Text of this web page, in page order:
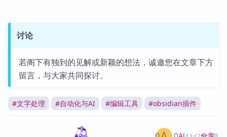
讨论
若阁下有独到的见解或新颖的想法，诚邀您在文章下方
留言，与大家共同探讨。
#文字处理 #自动化与AI #编辑工具 #obsidian插件